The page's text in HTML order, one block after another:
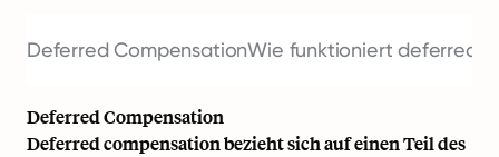
Deferred CompensationWie funktioniert deferred
Deferred Compensation
Deferred compensation bezieht sich auf einen Teil des